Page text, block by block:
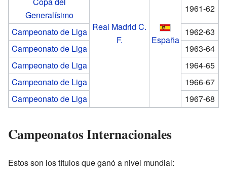
Real Madrid C.
F.
España
Generalísimo
1961-62
Campeonato de Liga
1962-63
Campeonato de Liga
1963-64
Campeonato de Liga
1964-65
Campeonato de Liga
1966-67
Campeonato de Liga
1967-68
Campeonatos Internacionales
Estos son los títulos que ganó a nivel mundial: